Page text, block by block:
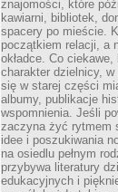
znajomości, które
kawiarni, bibliotek,
spacery po mieście.
początkiem relacji, a
okładce. Co
charakter dzielnicy, w
się w starej części
albumy, publikacje
wspomnienia. Jeśli
zaczyna żyć rytmem
idee i poszukiwania
na osiedlu pełnym
przybywa literatury
edukacyjnych i